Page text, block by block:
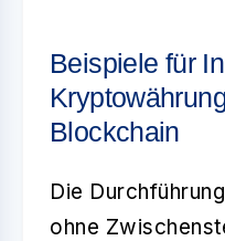
Beispiele für
Blockchain
Die
ohne